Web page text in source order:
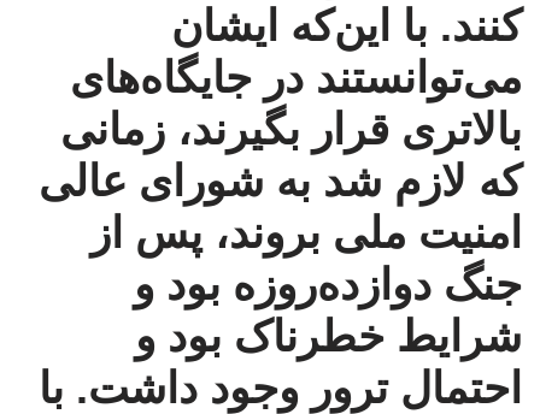
کنند. با این‌که ایشان
می‌توانستند در جایگاه‌های
بالاتری قرار بگیرند، زمانی
که لازم شد به شورای عالی
امنیت ملی بروند، پس از
جنگ دوازده‌روزه بود و
شرایط خطرناک بود و
احتمال ترور وجود داشت. با